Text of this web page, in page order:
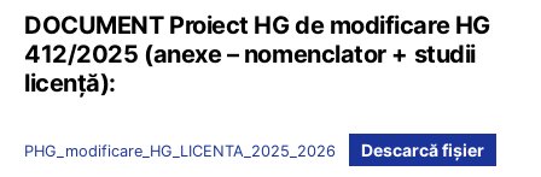
DOCUMENT Proiect HG de modificare HG
412/2025 (anexe – nomenclator + studii
licență):
PHG_modificare_HG_LICENTA_2025_2026 Descarcă fișier